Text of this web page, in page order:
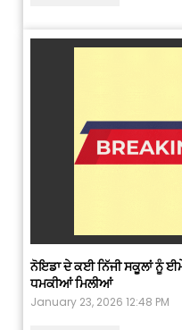
ਨੋਇਡਾ ਦੇ ਕਈ ਨਿੱਜੀ ਸਕੂਲਾਂ ਨੂੰ
ਧਮਕੀਆਂ ਮਿਲੀਆਂ
January 23, 2026 12:48 PM